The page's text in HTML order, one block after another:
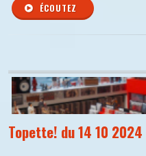
ÉCOUTEZ
Topette! du 14 10 2024